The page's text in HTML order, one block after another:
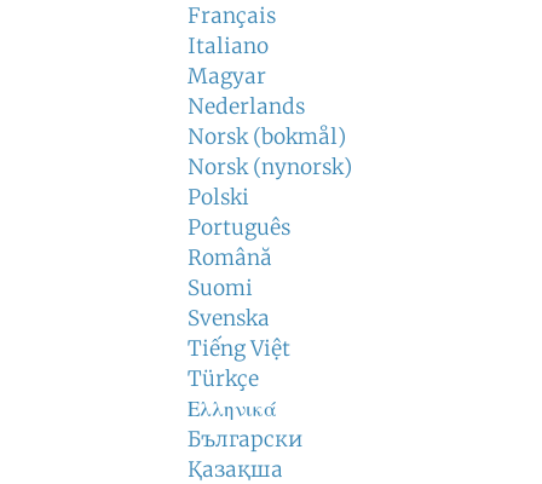
Français
Italiano
Magyar
Nederlands
Norsk (bokmål)
Norsk (nynorsk)
Polski
Português
Română
Suomi
Svenska
Tiếng Việt
Türkçe
Ελληνικά
Български
Қазақша